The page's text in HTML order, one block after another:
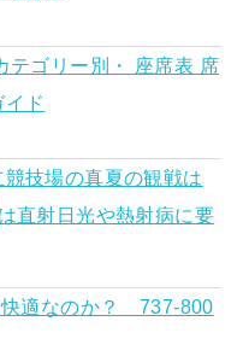
テゴリー別・ 座席表 席
ド
競技場の真夏の観戦は
直射日光や熱射病に要
快適なのか？ 737-800